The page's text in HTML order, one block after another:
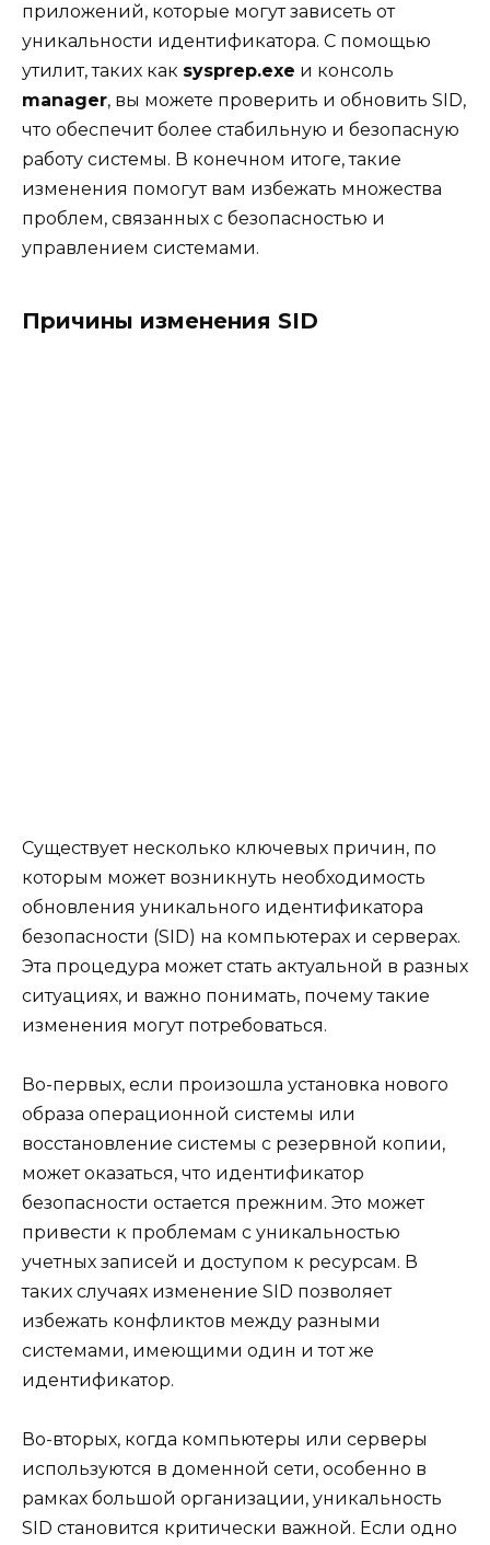
приложений, которые могут зависеть от
уникальности идентификатора. С помощью
утилит, таких как sysprep.exe и консоль
manager, вы можете проверить и обновить SID,
что обеспечит более стабильную и безопасную
работу системы. В конечном итоге, такие
изменения помогут вам избежать множества
проблем, связанных с безопасностью и
управлением системами.
Причины изменения SID
Существует несколько ключевых причин, по
которым может возникнуть необходимость
обновления уникального идентификатора
безопасности (SID) на компьютерах и серверах.
Эта процедура может стать актуальной в разных
ситуациях, и важно понимать, почему такие
изменения могут потребоваться.
Во-первых, если произошла установка нового
образа операционной системы или
восстановление системы с резервной копии,
может оказаться, что идентификатор
безопасности остается прежним. Это может
привести к проблемам с уникальностью
учетных записей и доступом к ресурсам. В
таких случаях изменение SID позволяет
избежать конфликтов между разными
системами, имеющими один и тот же
идентификатор.
Во-вторых, когда компьютеры или серверы
используются в доменной сети, особенно в
рамках большой организации, уникальность
SID становится критически важной. Если одно